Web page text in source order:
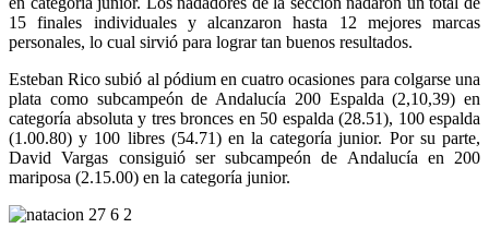
15 finales individuales y alcanzaron hasta 12 mejores marcas
personales, lo cual sirvió para lograr tan buenos resultados.
Esteban Rico subió al pódium en cuatro ocasiones para colgarse una
plata como subcampeón de Andalucía 200 Espalda (2,10,39) en
categoría absoluta y tres bronces en 50 espalda (28.51), 100 espalda
(1.00.80) y 100 libres (54.71) en la categoría junior. Por su parte,
David Vargas consiguió ser subcampeón de Andalucía en 200
mariposa (2.15.00) en la categoría junior.